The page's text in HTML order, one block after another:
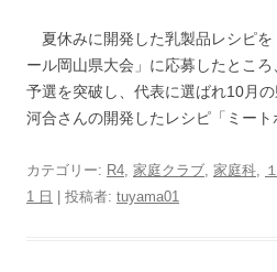
夏休みに開発した乳製品レシピを
ール岡山県大会」に応募したとこ
予選を突破し、代表に選ばれ10月
河合さんの開発したレシピ「ミー
カテゴリー: R4, 家庭クラブ, 家庭科,
1 日
投稿者: tuyama01